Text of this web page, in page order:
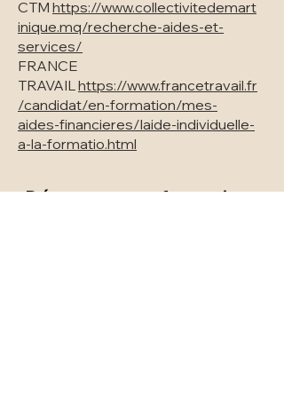
CTM https://www.collectivitedemart
inique.mq/recherche-aides-et-
services/
FRANCE
TRAVAIL https://www.francetravail.fr
/candidat/en-formation/mes-
aides-financieres/laide-individuelle-
a-la-formatio.html
Découvrez nos formations